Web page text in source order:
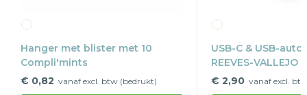
Hanger met blister met 10
Compli'mints
€ 0,82 vanaf excl. btw (bedrukt)
USB-C & USB-
REEVES-VALLEJO
€ 2,90 vanaf excl.